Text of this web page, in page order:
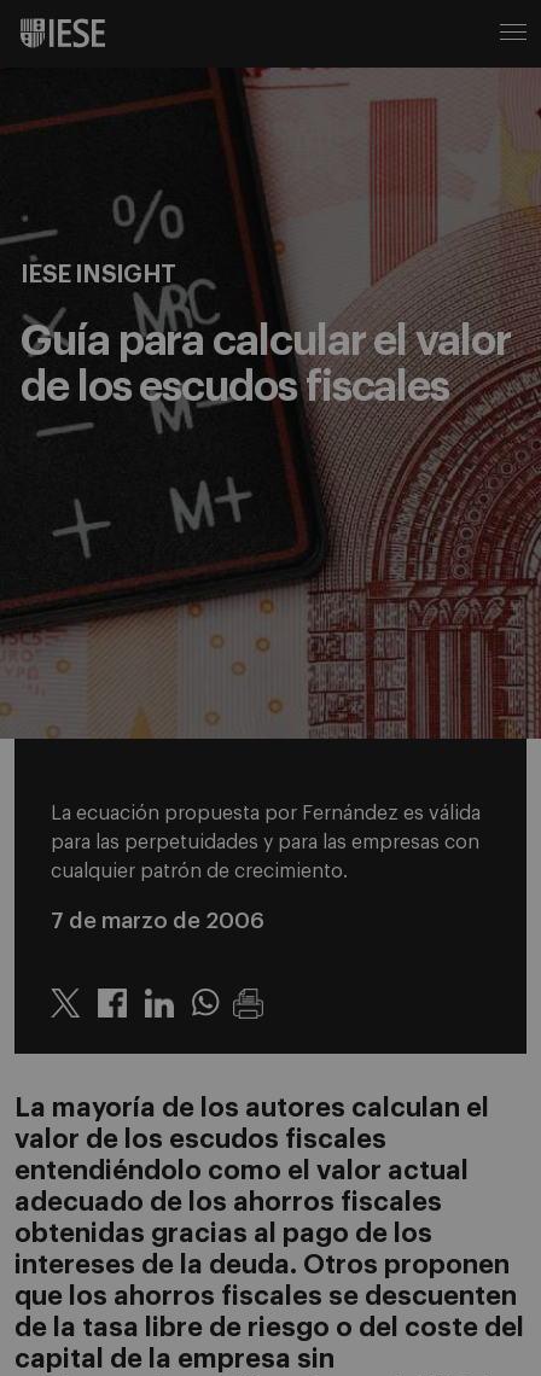
IESE INSIGHT
Guía para calcular el valor
de los escudos fiscales
La ecuación propuesta por Fernández es válida
para las perpetuidades y para las empresas con
cualquier patrón de crecimiento.
7 de marzo de 2006
Twitter LinkedinWhatsapp
La mayoría de los autores calculan el
valor de los escudos fiscales
entendiéndolo como el valor actual
adecuado de los ahorros fiscales
obtenidas gracias al pago de los
intereses de la deuda. Otros proponen
que los ahorros fiscales se descuenten
de la tasa libre de riesgo o del coste del
capital de la empresa sin